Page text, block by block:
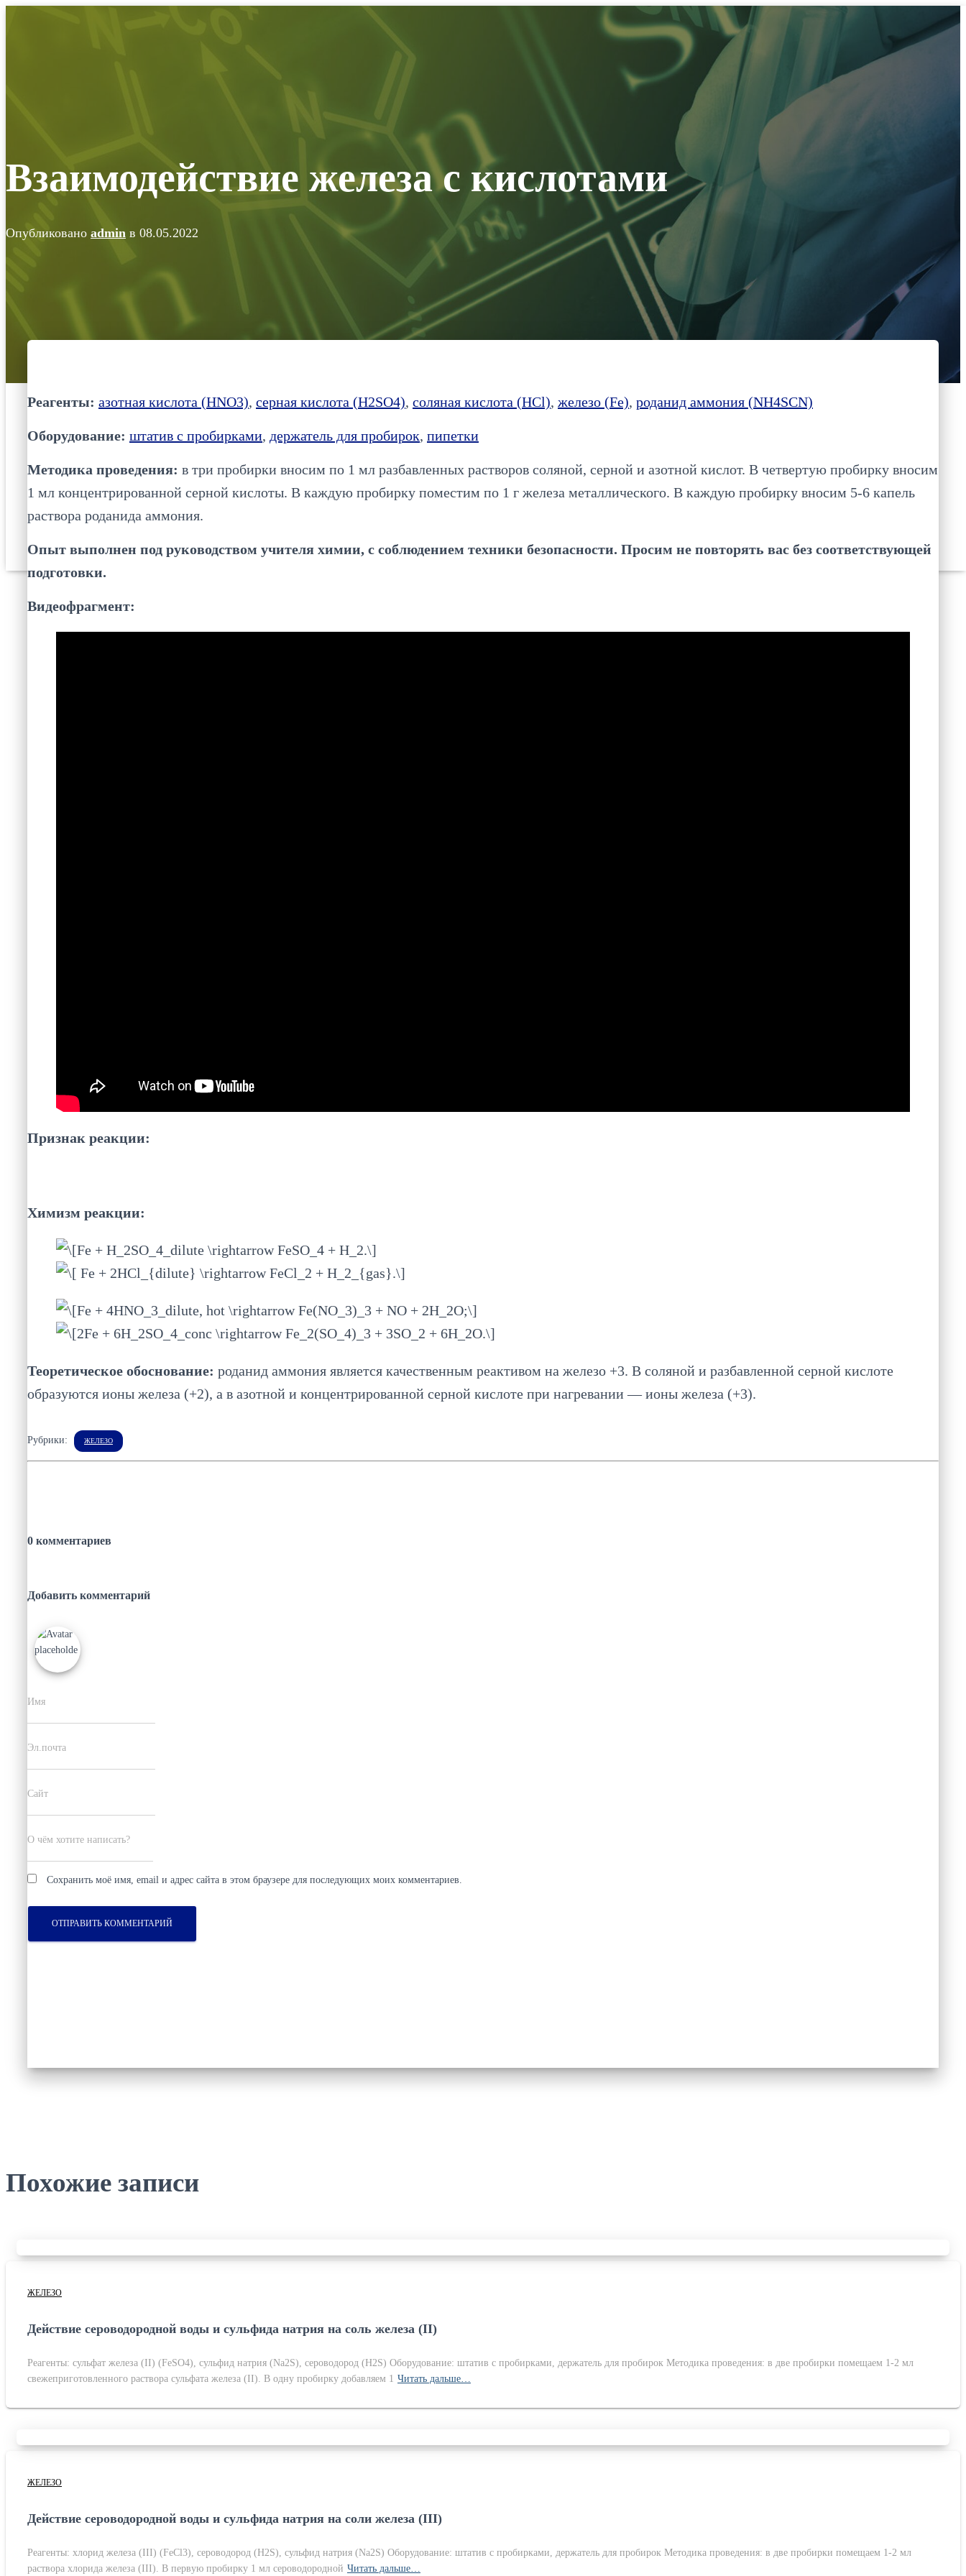
ХИМИЧЕСКАЯ ПОСУДА И ОБОРУДОВАНИЕРЕАГЕНТЫТАБЛИЦА РАСТВОРИМОСТИ АБИТУРИЕНТАМ
О НАС ПОЛИТИКА КОНФИДЕНЦИАЛЬНОСТИ
Взаимодействие железа с кислотами
Опубликовано admin в 08.05.2022
Реагенты: азотная кислота (HNO3), серная кислота (H2SO4), соляная кислота (HCl), железо (Fe), роданид аммония (NH4SCN)
Оборудование: штатив с пробирками, держатель для пробирок, пипетки
Методика проведения: в три пробирки вносим по 1 мл разбавленных растворов соляной, серной и азотной кислот. В четвертую пробирку вносим
1 мл концентрированной серной кислоты. В каждую пробирку поместим по 1 г железа металлического. В каждую пробирку вносим 5-6 капель
раствора роданида аммония.
Опыт выполнен под руководством учителя химии, с соблюдением техники безопасности. Просим не повторять вас без соответствующей
подготовки.
Видеофрагмент:
Признак реакции:
Химизм реакции:
Теоретическое обоснование: роданид аммония является качественным реактивом на железо +3. В соляной и разбавленной серной кислоте
образуются ионы железа (+2), а в азотной и концентрированной серной кислоте при нагревании — ионы железа (+3).
Рубрики: ЖЕЛЕЗО
0 комментариев
Добавить комментарий
Имя
Эл.почта
Сайт
О чём хотите написать?
Сохранить моё имя, email и адрес сайта в этом браузере для последующих моих комментариев.
Похожие записи
ЖЕЛЕЗО
Действие сероводородной воды и сульфида натрия на соль железа (II)
Реагенты: сульфат железа (II) (FeSO4), сульфид натрия (Na2S), сероводород (H2S) Оборудование: штатив с пробирками, держатель для пробирок Методика проведения: в две пробирки помещаем 1-2 мл
свежеприготовленного раствора сульфата железа (II). В одну пробирку добавляем 1 Читать дальше…
ЖЕЛЕЗО
Действие сероводородной воды и сульфида натрия на соли железа (III)
Реагенты: хлорид железа (III) (FeCl3), сероводород (H2S), сульфид натрия (Na2S) Оборудование: штатив с пробирками, держатель для пробирок Методика проведения: в две пробирки помещаем 1-2 мл
раствора хлорида железа (III). В первую пробирку 1 мл сероводородной Читать дальше…